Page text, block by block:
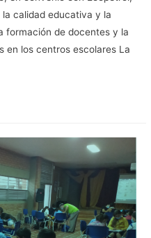
calidad educativa y la
formación de docentes y la
en los centros escolares La